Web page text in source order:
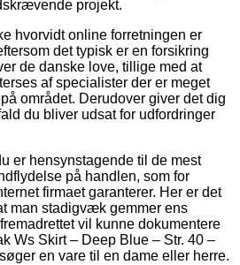
projekt.
hvorvidt online forretningen er
det typisk er en forsikring
de danske love, tillige med at
af specialister der er meget
området. Derudover giver det dig
du bliver udsat for udfordringer
er hensynstagende til de mest
på handlen, som for
firmaet garanterer. Her er det
man stadigvæk gemmer ens
vil kunne dokumentere
Ws Skirt – Deep Blue – Str. 40 –
en vare til en dame eller herre.